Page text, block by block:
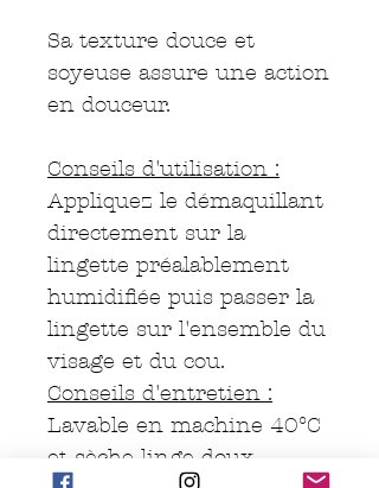
Sa texture douce et
soyeuse assure une action
en douceur.
Conseils d'utilisation :
Appliquez le démaquillant
directement sur la
lingette préalablement
humidifiée puis passer la
lingette sur l'ensemble du
visage et du cou.
Conseils d'entretien :
Lavable en machine 40°C
et sèche linge doux.